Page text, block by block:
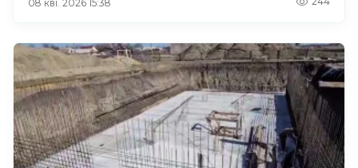
08 кві. 2026 15:38